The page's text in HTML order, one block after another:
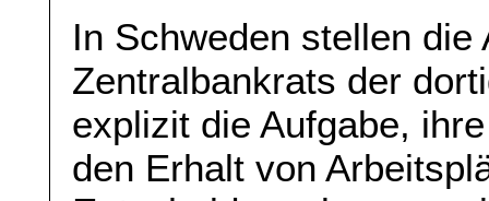
In Schweden stellen die
Zentralbankrats der
explizit die Aufgabe,
den Erhalt von